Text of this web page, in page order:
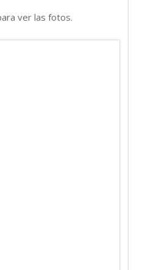
ver las fotos.